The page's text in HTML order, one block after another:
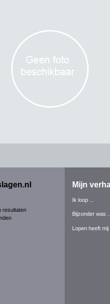
resultaten
Mijn
Ik loop ...
Bijzonder was ...
Lopen heeft mij